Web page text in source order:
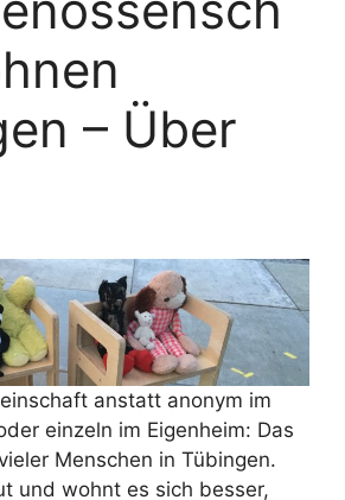
– Über
anstatt anonym im
einzeln im Eigenheim: Das
Menschen in Tübingen.
und wohnt es sich besser,